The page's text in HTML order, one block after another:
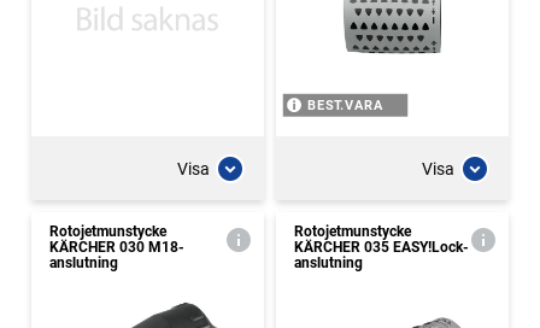
Visa
BEST.VARA
Visa
Rotojetmunstycke
KÄRCHER 030 M18-
anslutning
Rotojetmunstycke
KÄRCHER 035 EASY!Lock-
anslutning